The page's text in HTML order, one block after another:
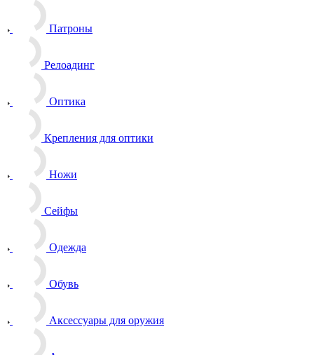
Патроны
Релоадинг
Оптика
Крепления для оптики
Ножи
Сейфы
Одежда
Обувь
Аксессуары для оружия